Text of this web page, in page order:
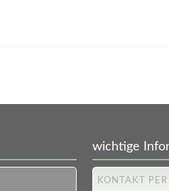
wichtige
KONTAKT